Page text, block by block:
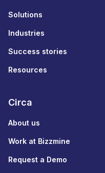
Solutions
Industries
Success stories
Resources
Circa
About us
Work at Bizzmine
Request a Demo